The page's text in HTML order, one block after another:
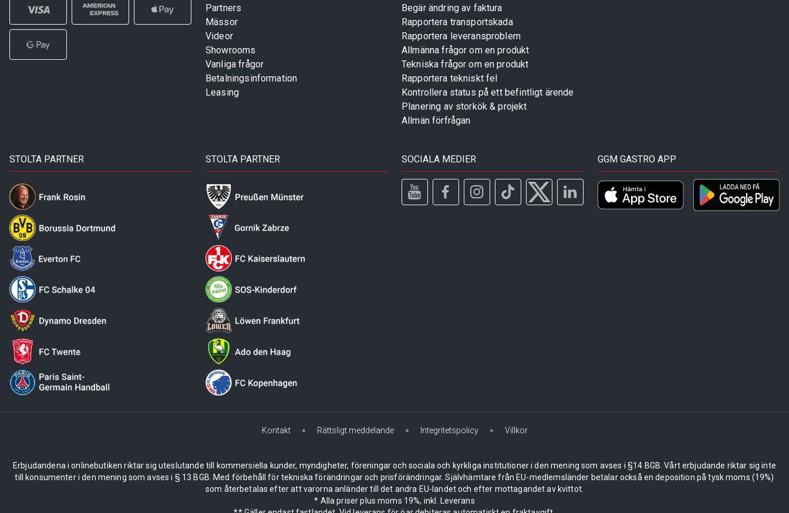
Partners
Mässor
Videor
Showrooms
Vanliga frågor
Betalningsinformation
Leasing
Begär ändring av faktura
Rapportera transportskada
Rapportera leveransproblem
Allmänna frågor om en produkt
Tekniska frågor om en produkt
Rapportera tekniskt fel
Kontrollera status på ett befintligt ärende
Planering av storkök & projekt
Allmän förfrågan
STOLTA PARTNER STOLTA PARTNER SOCIALA MEDIER GGM GASTRO APP
Kontakt Rättsligt meddelande Integritetspolicy Villkor
Erbjudandena i onlinebutiken riktar sig uteslutande till kommersiella kunder, myndigheter, föreningar och sociala och kyrkliga institutioner i den mening som avses i §14 BGB. Vårt erbjudande riktar sig inte
till konsumenter i den mening som avses i § 13 BGB. Med förbehåll för tekniska förändringar och prisförändringar. Självhämtare från EU-medlemsländer betalar också en deposition på tysk moms (19%)
som återbetalas efter att varorna anländer till det andra EU-landet och efter mottagandet av kvittot.
* Alla priser plus moms 19%, inkl. Leverans